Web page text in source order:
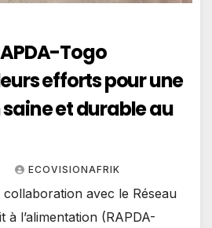
Togo
efforts pour une
et durable au
ECOVISIONAFRIK
collaboration avec le Réseau
l’alimentation (RAPDA-